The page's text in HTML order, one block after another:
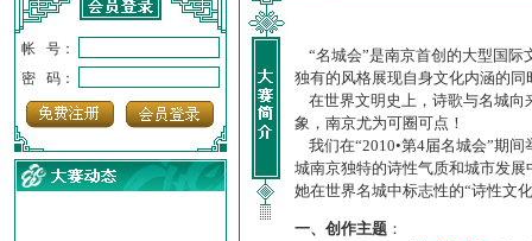
帐 号：
密 码：
“名城会”是南京首创的大型国际
独有的风格展现自身文化内涵的
在世界文明史上，诗歌与名城向
象，南京尤为可圈可点！
我们在“2010•第4届名城会”期
城南京独特的诗性气质和城市发
她在世界名城中标志性的“诗性文
一、创作主题 ：